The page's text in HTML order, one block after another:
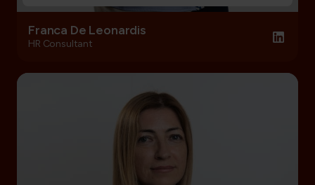
Franca De Leonardis
HR Consultant